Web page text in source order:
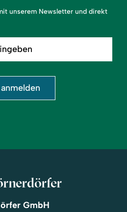
unserem Newsletter und direkt
GmbH